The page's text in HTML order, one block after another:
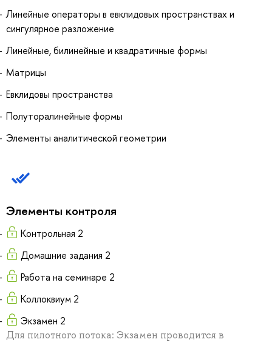
Линейные операторы в евклидовых пространствах и
сингулярное разложение
Линейные, билинейные и квадратичные формы
Матрицы
Евклидовы пространства
Полуторалинейные формы
Элементы аналитической геометрии
Элементы контроля
Контрольная 2
Домашние задания 2
Работа на семинаре 2
Коллоквиум 2
Экзамен 2
Для пилотного потока: Экзамен проводится в